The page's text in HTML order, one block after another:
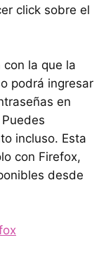
click sobre el
la que la
podrá ingresar
en
incluso. Esta
con Firefox,
desde